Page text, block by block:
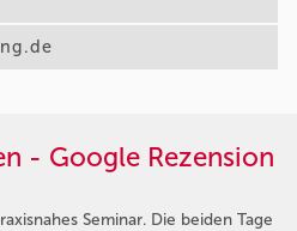
- Google Rezension
Seminar. Die beiden Tage